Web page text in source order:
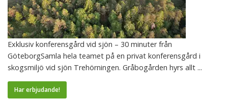
Exklusiv konferensgård vid sjön – 30 minuter från
GöteborgSamla hela teamet på en privat konferensgård i
skogsmiljö vid sjön Trehörningen. Gråbogården hyrs allt ...
Har erbjudande!